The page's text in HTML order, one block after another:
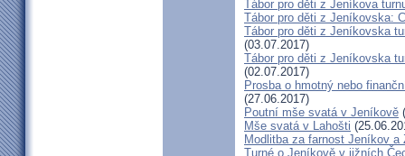
Tábor pro děti z Jeníkova
Tábor pro děti z Jeníkovska:
Tábor pro děti z Jeníkovska
(03.07.2017)
Tábor pro děti z Jeníkovska
(02.07.2017)
Prosba o hmotný nebo
(27.06.2017)
Poutní mše svatá v Jeníkově
Mše svatá v Lahošti
Modlitba za farnost Jeníkov a
Turné o Jeníkově v jižních